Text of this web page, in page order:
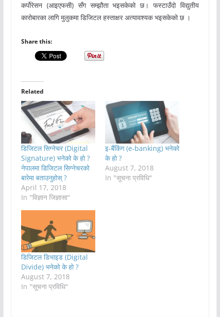
कर्पोरेसन (आइएफसी) सँग सम्झौता भइसकेको छ। फस्टाउँदो विद्युतीय
कारोबारका लागि मुलुकमा डिजिटल हस्ताक्षर अत्यावश्यक भइसकेको छ ।
Share this:
Related
डिजिटल सिग्नेचर (Digital
Signature) भनेको के हो ?
नेपालमा डिजिटल सिग्नेचरको
बारेमा बताउनुहोस् ?
April 17, 2018
In "विज्ञान जिज्ञासा"
इ-बैंकिंग (e-banking) भनेको
के हो ?
August 7, 2018
In "सूचना प्रविधि"
डिजिटल डिभाइड (Digital
Divide) भनेको के हो ?
August 7, 2018
In "सूचना प्रविधि"